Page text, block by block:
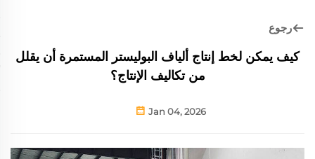
رجوع
كيف يمكن لخط إنتاج ألياف البوليستر المستمرة أن يقلل
من تكاليف الإنتاج؟
Jan 04, 2026